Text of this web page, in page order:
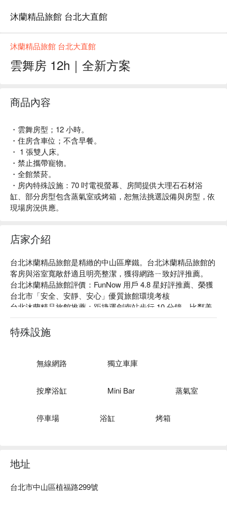
沐蘭精品旅館 台北大直館
沐蘭精品旅館 台北大直館
雲舞房 12h｜全新方案
商品內容
・雲舞房型；12 小時。
・住房含車位；不含早餐。
・ 1 張雙人床。
・禁止攜帶寵物。
・全館禁菸。
・房內特殊設施：70 吋電視螢幕、房間提供大理石石材浴
缸、部分房型包含蒸氣室或烤箱，恕無法挑選設備與房型，依
現場房況供應。
店家介紹
台北沐蘭精品旅館是精緻的中山區摩鐵。台北沐蘭精品旅館的
客房與浴室寬敞舒適且明亮整潔，獲得網路ㄧ致好評推薦。
台北沐蘭精品旅館評價：FunNow 用戶 4.8 星好評推薦、榮獲
台北市「安全、安靜、安心」優質旅館環境考核
台北沐蘭精品旅館推薦：距捷運劍南站步行 10 分鐘，比鄰美
麗華百樂園，可同時享受美食與購物樂趣，也可搭乘摩天輪一
覽台北夜景，周邊景點則推薦松山機場觀景台、大湖公園在都
會中體驗非日常的樂趣。
蘭精品旅館休息方案立刻查看⬇︎
特殊設施
無線網路 獨立車庫
按摩浴缸 Mini Bar 蒸氣室
停車場 浴缸 烤箱
地址
台北市中山區植福路299號